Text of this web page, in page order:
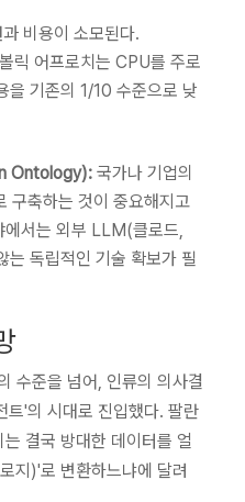
비용이 소모된다.
릭 어프로치는 CPU를 주로
을 기존의 1/10 수준으로 낮
Ontology): 국가나 기업의
구축하는 것이 중요해지고
에서는 외부 LLM(클로드,
독립적인 기술 확보가 필
수준을 넘어, 인류의 의사결
트'의 시대로 진입했다. 팔란
결국 방대한 데이터를 얼
지)'로 변환하느냐에 달려